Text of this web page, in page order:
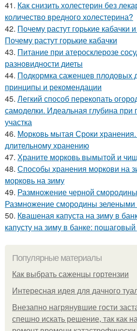
41. Как снизить холестерин без
количество вредного холестерина?
42. Почему растут горькие кабачки
Почему растут горькие кабачки
43. Питание при атеросклерозе
разновидности диеты
44. Подкормка саженцев плодовых
принципы и рекомендации
45. Легкий способ перекопать
самоделки. Идеальная глубина при
участка
46. Морковь мытая Сроки хранения.
длительному хранению
47. Храните морковь вымытой и
48. Способы хранения моркови на
морковь на зиму
49. Размножение черной
Размножение смородины зелеными
50. Квашеная капуста на зиму в
капусту на зиму в банке:
Популярные материалы
Как выбрать саженцы гортензии
Интересная идея для дачного
Внезапно нагрянувшие гости
спешно искать решение, так как